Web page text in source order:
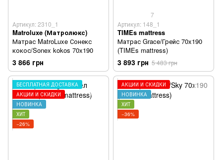
Артикул: 2310_1
Matroluxe (Матролюкс)
Матрас MatroLuxe Сонекс
кокос/Sonex kokos 70x190
3 866 грн
7
Артикул: 148_1
TIMEs mattress
Матрас Grace/Грейс 70x190
(TIMEs mattress)
3 893 грн 5 483 грн
БЕСПЛАТНАЯ ДОСТАВКА
АКЦИИ И СКИДКИ
НОВИНКА
ХИТ
−26%
АКЦИИ И СКИДКИ
НОВИНКА
ХИТ
−36%